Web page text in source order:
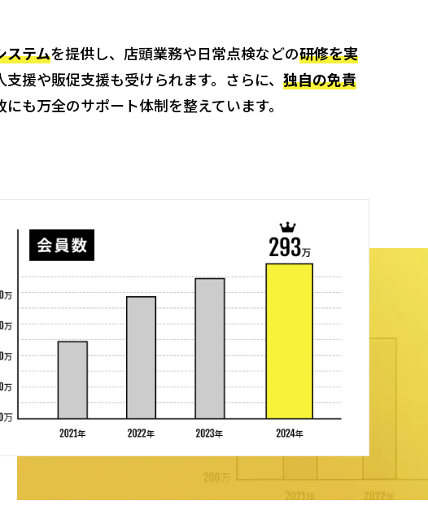
ステムを提供し、店頭業務や日常点検などの研修を実
援や販促支援も受けられます。さらに、 独自の免責
も万全のサポート体制を整えています。